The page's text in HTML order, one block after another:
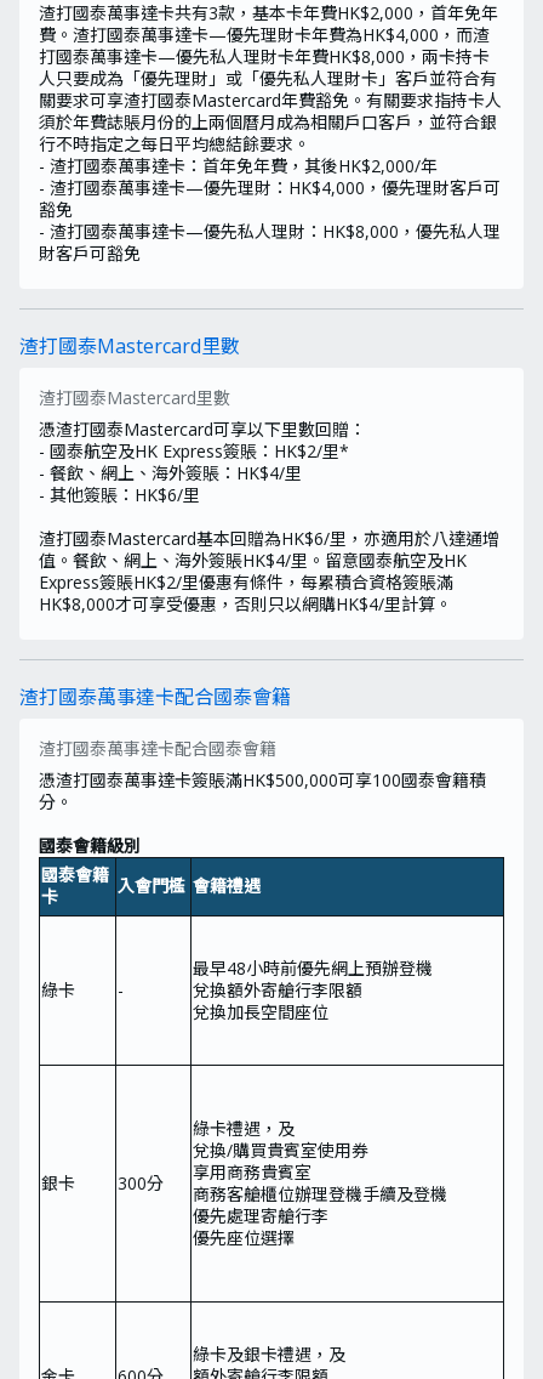
渣打國泰萬事達卡共有3款，基本卡年費HK$2,000，首年免年
費。渣打國泰萬事達卡—優先理財卡年費為HK$4,000，而渣
打國泰萬事達卡—優先私人理財卡年費HK$8,000，兩卡持卡
人只要成為「優先理財」或「優先私人理財卡」客戶並符合有
關要求可享渣打國泰Mastercard年費豁免。有關要求指持卡人
須於年費誌賬月份的上兩個曆月成為相關戶口客戶，並符合銀
行不時指定之每日平均總結餘要求。
- 渣打國泰萬事達卡：首年免年費，其後HK$2,000/年
- 渣打國泰萬事達卡—優先理財：HK$4,000，優先理財客戶可
豁免
- 渣打國泰萬事達卡—優先私人理財：HK$8,000，優先私人理
財客戶可豁免
渣打國泰Mastercard里數
渣打國泰Mastercard里數
憑渣打國泰Mastercard可享以下里數回贈：
- 國泰航空及HK Express簽賬：HK$2/里*
- 餐飲、網上、海外簽賬：HK$4/里
- 其他簽賬：HK$6/里
渣打國泰Mastercard基本回贈為HK$6/里，亦適用於八達通增
值。餐飲、網上、海外簽賬HK$4/里。留意國泰航空及HK
Express簽賬HK$2/里優惠有條件，每累積合資格簽賬滿
HK$8,000才可享受優惠，否則只以網購HK$4/里計算。
渣打國泰萬事達卡配合國泰會籍
渣打國泰萬事達卡配合國泰會籍
憑渣打國泰萬事達卡簽賬滿HK$500,000可享100國泰會籍積
分。
國泰會籍級別
國泰會籍
卡
入會門檻 會籍禮遇
綠卡 -
最早48小時前優先網上預辦登機
兌換額外寄艙行李限額
兌換加長空間座位
銀卡 300分
綠卡禮遇，及
兌換/購買貴賓室使用券
享用商務貴賓室
商務客艙櫃位辦理登機手續及登機
優先處理寄艙行李
優先座位選擇
綠卡及銀卡禮遇，及